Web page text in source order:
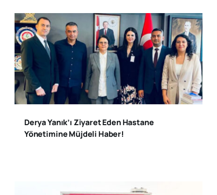
Derya Yanık’ı Ziyaret Eden Hastane
Yönetimine Müjdeli Haber!